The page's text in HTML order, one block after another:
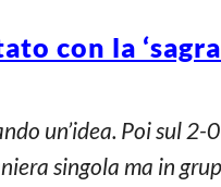
con la
un’idea. Poi sul
singola ma in